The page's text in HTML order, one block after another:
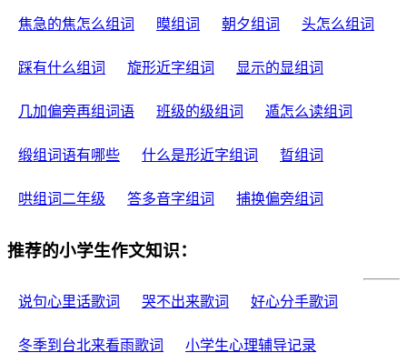
焦急的焦怎么组词 暯组词 朝夕组词 头怎么组词
踩有什么组词 旋形近字组词 显示的显组词
几加偏旁再组词语 班级的级组词 遁怎么读组词
缎组词语有哪些 什么是形近字组词 晢组词
哄组词二年级 答多音字组词 捕换偏旁组词
推荐的小学生作文知识：
说句心里话歌词 哭不出来歌词 好心分手歌词
冬季到台北来看雨歌词 小学生心理辅导记录